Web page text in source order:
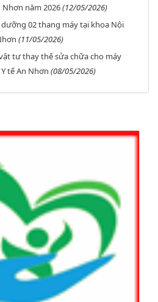
Nhơn năm 2026(12/05/2026)
02 thang máy tại khoa Nội
(11/05/2026)
tư thay thế sửa chữa cho máy
tế An Nhơn (08/05/2026)